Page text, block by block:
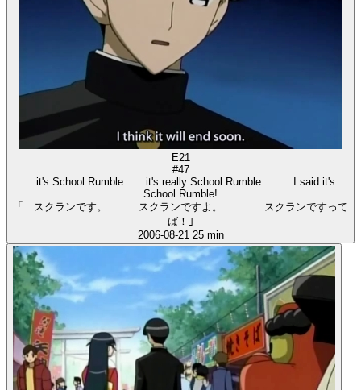
E21
#47
...it's School Rumble ......it's really School Rumble .........I said it's
School Rumble!
「…スクランです。 ……スクランですよ。 ………スクランですって
ば！｣
2006-08-21 25 min